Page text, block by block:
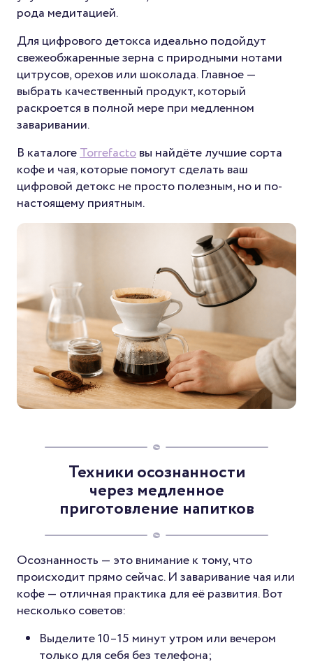
рода медитацией.
Для цифрового детокса идеально подойдут
свежеобжаренные зерна с природными нотами
цитрусов, орехов или шоколада. Главное —
выбрать качественный продукт, который
раскроется в полной мере при медленном
заваривании.
В каталогеTorrefactoвы найдёте лучшие сорта
кофе и чая, которые помогут сделать ваш
цифровой детокс не просто полезным, но и по-
настоящему приятным.
Техники осознанности
через медленное
приготовление напитков
Осознанность — это внимание к тому, что
происходит прямо сейчас. И заваривание чая или
кофе — отличная практика для её развития. Вот
несколько советов:
Выделите 10–15 минут утром или вечером
только для себя без телефона;